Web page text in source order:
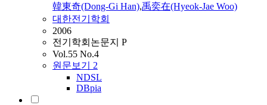
韓東奇(Dong-Gi Han),禹奕在(Hyeok-Jae Woo)
대한전기학회
2006
전기학회논문지 P
Vol.55 No.4
원문보기 2
NDSL
DBpia